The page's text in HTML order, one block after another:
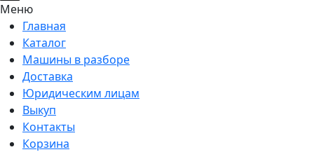
Меню
Главная
Каталог
Машины в разборе
Доставка
Юридическим лицам
Выкуп
Контакты
Корзина